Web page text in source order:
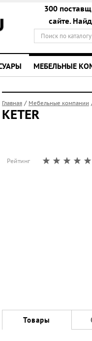
300
сайте.
МЕБЕЛЬНЫЕ
Главная / Мебельные компании
KETER
Рейтинг
Товары